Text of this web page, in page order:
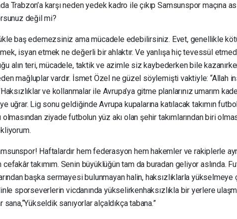
Trabzon’a karşı neden yedek kadro ile çıkıp Samsunspor maçına as
değil mi?
baş edemezsiniz ama mücadele edebilirsiniz. Evet, genellikle
isyan etmek ne değerli bir ahlaktır. Ve yanlışa hiç tevessül
alın teri, mücadele, taktik ve azimle siz kaybederken bile
mağluplar vardır. İsmet Özel ne güzel söylemişti vaktiyle: “Allah
ve kollanmalar ile Avrupa’ya gitme planlarınız umarım
uğrar. Lig sonu geldiğinde Avrupa kupalarına katılacak takımın
olmasından ziyade futbolun yüz akı olan şehir takımlarından biri
Haftalardır hem federasyon hem hakemler ve rakiplerle
cefakâr takımım. Senin büyüklüğün tam da buradan geliyor aslında.
başka sermayesi bulunmayan halin, haksızlıklarla yükselmeye
sporseverlerin vicdanında yükselirkenhaksızlıkla bir yerlere
sana,“Yükseldik sanıyorlar alçaldıkça tabana.”